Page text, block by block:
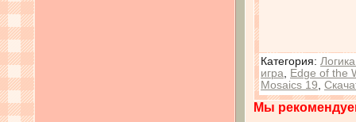
Категория:
игра
Edge of the
Mosaics 19
Мы